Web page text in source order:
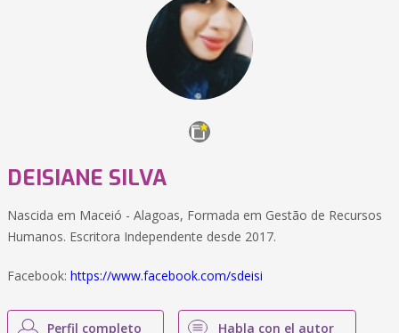
DEISIANE SILVA
Nascida em Maceió - Alagoas, Formada em Gestão de Recursos
Humanos. Escritora Independente desde 2017.
Facebook: https://www.facebook.com/sdeisi
Perfil completo Habla con el autor